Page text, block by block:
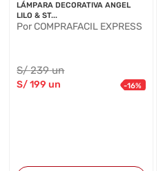
LÁMPARA DECORATIVA ANGEL
LILO & ST...
Por COMPRAFACIL EXPRESS
S/239 un
S/199 un -16%